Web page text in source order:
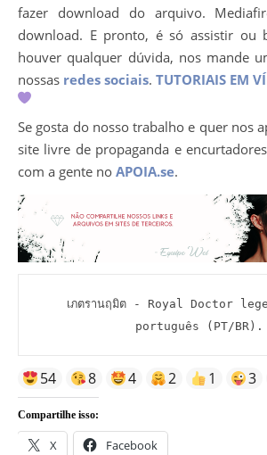
fazer download do arquivo.
download. E pronto, é só assistir ou
houver qualquer dúvida, nos mande
nossas redes sociais. TUTORIAIS EM
Se gosta do nosso trabalho e quer nos
site livre de propaganda e
com a gente no APOIA.se.
เภตรานฤมิต - Royal Doctor
português (PT/BR).
54 8 4 2 1 3
Compartilhe isso:
X Facebook